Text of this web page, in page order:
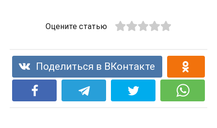
Оцените статью
Поделиться в ВКонтакте